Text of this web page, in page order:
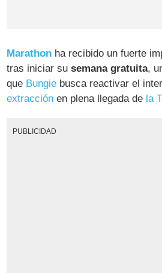
Marathon ha recibido un fuerte
tras iniciar susemana gratuita,
que Bungie busca reactivar el
extracción en plena llegada de la
PUBLICIDAD